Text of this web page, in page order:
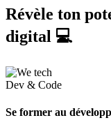
Révèle ton
digital 💻
Dev & Code
Se former au